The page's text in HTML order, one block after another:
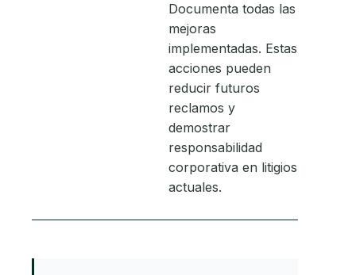
Documenta todas las
mejoras
implementadas. Estas
acciones pueden
reducir futuros
reclamos y
demostrar
responsabilidad
corporativa en litigios
actuales.